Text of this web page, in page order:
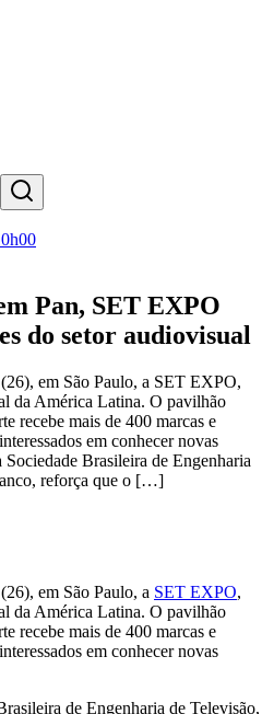
Pan, SET EXPO
do setor audiovisual
em São Paulo, a SET EXPO,
da América Latina. O pavilhão
recebe mais de 400 marcas e
em conhecer novas
Brasileira de Engenharia
reforça que o […]
em São Paulo, a SET EXPO,
da América Latina. O pavilhão
recebe mais de 400 marcas e
em conhecer novas
de Engenharia de Televisão,